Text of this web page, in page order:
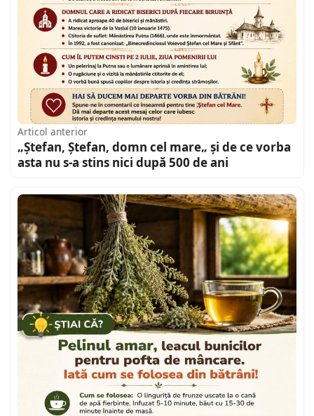
Articol anterior
„Ștefan, Ștefan, domn cel mare„ și de ce vorba
asta nu s-a stins nici după 500 de ani